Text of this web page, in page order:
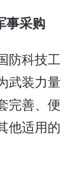
事采购
防科技工
武装力量
完善、便
他适用的